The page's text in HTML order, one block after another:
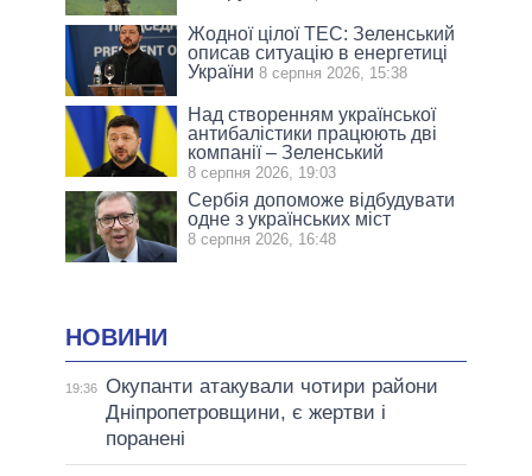
Жодної цілої ТЕС: Зеленський
описав ситуацію в енергетиці
України 8 серпня 2026, 15:38
Над створенням української
антибалістики працюють дві
компанії – Зеленський
8 серпня 2026, 19:03
Сербія допоможе відбудувати
одне з українських міст
8 серпня 2026, 16:48
НОВИНИ
19:36 Окупанти атакували чотири райони
Дніпропетровщини, є жертви і
поранені